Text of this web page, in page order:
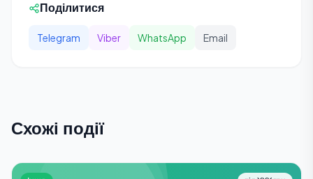
Поділитися
Telegram Viber WhatsApp Email
Схожі події